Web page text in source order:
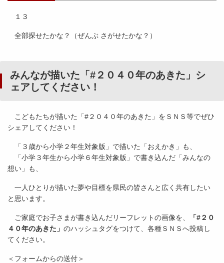
１３
全部探せたかな？（ぜんぶ さがせたかな？）
みんなが描いた「#２０４０年のあきた」シ
ェアしてください！
こどもたちが描いた「#２０４０年のあきた」をＳＮＳ等でぜひ
シェアしてください！
「３歳から小学２年生対象版」で描いた「おえかき」も、
「小学３年生から小学６年生対象版」で書き込んだ「みんなの
想い」も、
一人ひとりが描いた夢や目標を県民の皆さんと広く共有したい
と思います。
ご家庭でお子さまが書き込んだリーフレットの画像を、
「#２０
４０年のあきた」 のハッシュタグをつけて、各種ＳＮＳへ投稿し
てください。
＜フォームからの送付＞